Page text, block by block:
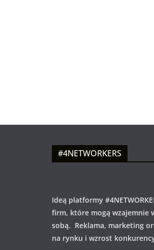
#4NETWORKERS
Ideą platformy
firm, które mogą wzajemnie
sobą. Reklama, marketing
na rynku i wzrost